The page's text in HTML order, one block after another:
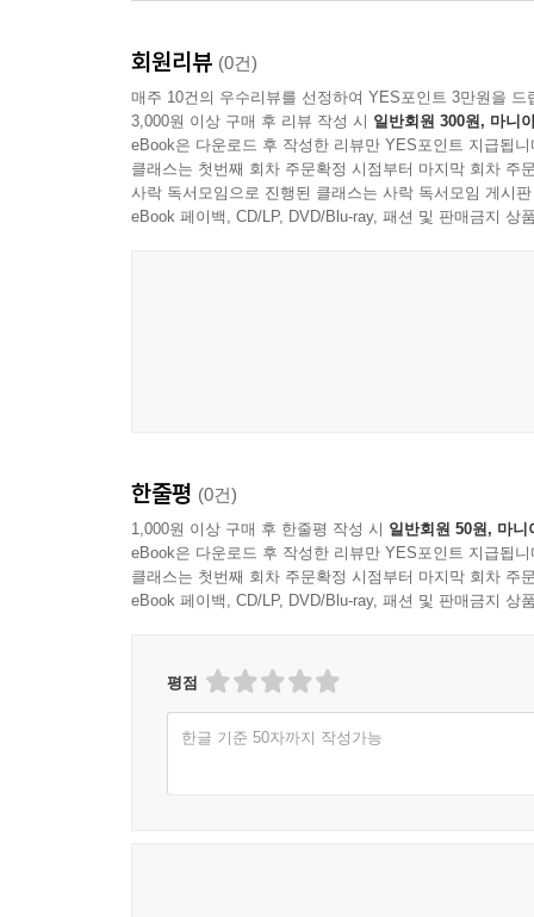
회원리뷰 (0건)
매주 10건의 우수리뷰를 선정하여 YES포인트 3만원을 드
3,000원 이상 구매 후 리뷰 작성 시 일반회원 300원, 마니
eBook은 다운로드 후 작성한 리뷰만 YES포인트 지급됩니
클래스는 첫번째 회차 주문확정 시점부터 마지막 회차 주
사락 독서모임으로 진행된 클래스는 사락 독서모임 게시
eBook 페이백, CD/LP, DVD/Blu-ray, 패션 및 판매금지 상
한줄평 (0건)
1,000원 이상 구매 후 한줄평 작성 시 일반회원 50원, 마니
eBook은 다운로드 후 작성한 리뷰만 YES포인트 지급됩니
클래스는 첫번째 회차 주문확정 시점부터 마지막 회차 주
eBook 페이백, CD/LP, DVD/Blu-ray, 패션 및 판매금지 상
평점
한글 기준 50자까지 작성가능